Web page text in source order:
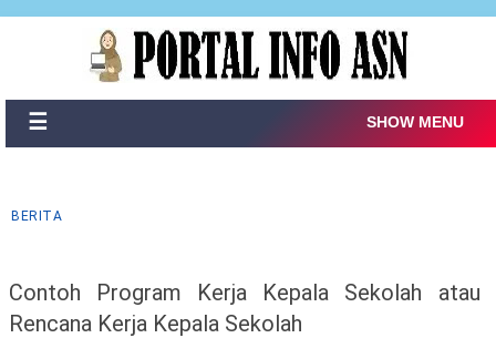
☰ SHOW MENU
BERITA
Contoh Program Kerja Kepala Sekolah atau
Rencana Kerja Kepala Sekolah